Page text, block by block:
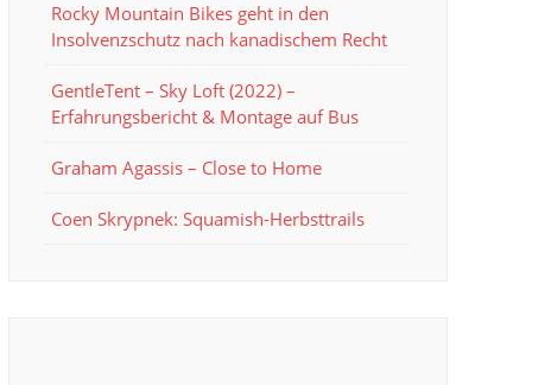
Rocky Mountain Bikes geht in den
Insolvenzschutz nach kanadischem Recht
GentleTent – Sky Loft (2022) –
Erfahrungsbericht & Montage auf Bus
Graham Agassis – Close to Home
Coen Skrypnek: Squamish-Herbsttrails